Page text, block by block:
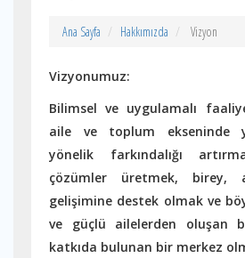
Ana Sayfa Hakkımızda Vizyon
Vizyonumuz:
Bilimsel ve uygulamalı
aile ve toplum ekseninde
yönelik farkındalığı
çözümler üretmek, birey,
gelişimine destek olmak ve
ve güçlü ailelerden oluşan
katkıda bulunan bir merkez